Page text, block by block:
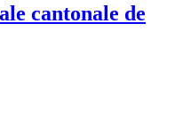
cantonale de